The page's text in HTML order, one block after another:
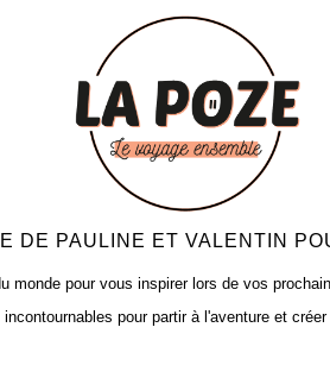
DE PAULINE ET VALENTIN
monde pour vous inspirer lors de vos
pour partir à l'aventure et créer